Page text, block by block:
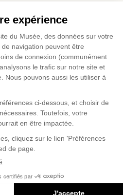
Activités corporatives
professionnels du
tourisme
de confidentialité
d'achat en ligne
DES BEAUX-ARTS DU